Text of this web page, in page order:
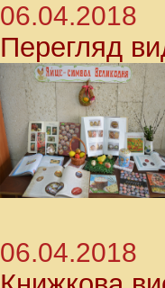
06.04.2018
Перегляд
06.04.2018